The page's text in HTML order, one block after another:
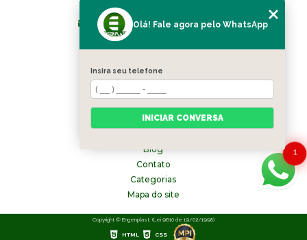
(41) 99977-6695
comercial@engenplast.com.br
SIGA-NOS!
MENU
Serviços
Blog
Contato
Categorias
Mapa do site
Copyright © Engenplast. (Lei 9610 de 19/02/1998)
HTML CSS
1
Olá! Fale agora pelo WhatsApp
Insira seu telefone
INICIAR CONVERSA